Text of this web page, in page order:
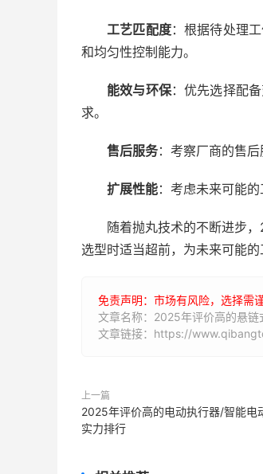
工艺匹配度：根据待处理
和均匀性控制能力。
能效与环保：优先选择配
求。
售后服务：考察厂商的售
扩展性能：考虑未来可能
随着抛丸技术的不断进步
选型时适当超前，为未来可能
免责声明：市场有风险，选择需
文章名称：2025年评价高的悬链
文章链接：https://
上一篇
2025年评价高的电动执行器/智能电
实力排行